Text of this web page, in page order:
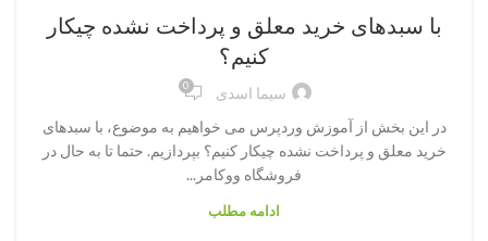
با سبدهای خرید معلق و پرداخت نشده چیکار
کنیم؟
سیما اسدی 0
در این بخش از آموزش وردپرس می خواهیم به موضوع، با سبدهای
خرید معلق و پرداخت نشده چیکار کنیم؟ بپردازیم. حتما تا به حال در
فروشگاه ووکامر...
ادامه مطلب